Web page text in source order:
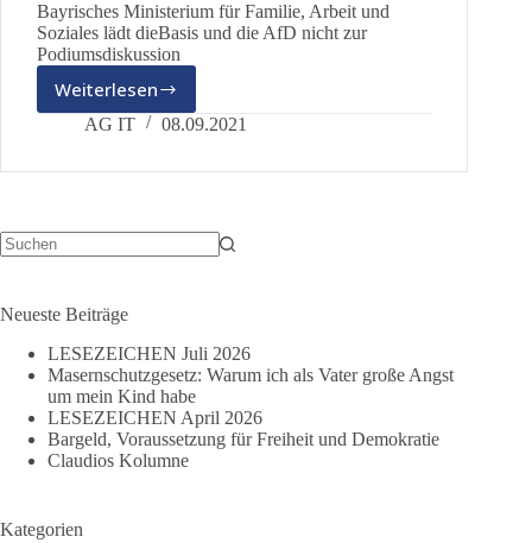
Bayrisches Ministerium für Familie, Arbeit und
Soziales lädt dieBasis und die AfD nicht zur
Podiumsdiskussion
WeiterlesenPressemitteilung
der
“dieBasis”
AG IT 08.09.2021
Neueste Beiträge
LESEZEICHEN Juli 2026
Masernschutzgesetz: Warum ich als Vater große Angst
um mein Kind habe
LESEZEICHEN April 2026
Bargeld, Voraussetzung für Freiheit und Demokratie
Claudios Kolumne
Kategorien